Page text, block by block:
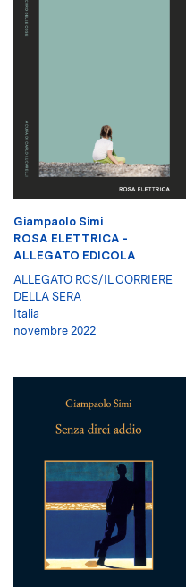
Giampaolo Simi
ROSA ELETTRICA -
ALLEGATO EDICOLA
ALLEGATO RCS/IL CORRIERE
DELLA SERA
Italia
novembre 2022